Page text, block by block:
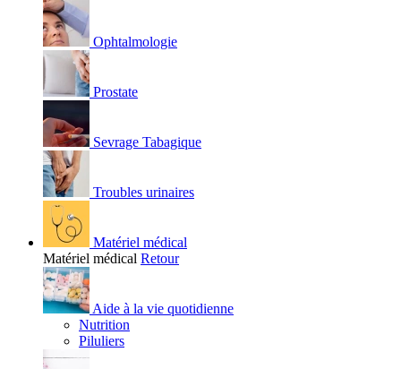
Ophtalmologie
Prostate
Sevrage Tabagique
Troubles urinaires
Matériel médical
Matériel médical Retour
Aide à la vie quotidienne
Nutrition
Piluliers